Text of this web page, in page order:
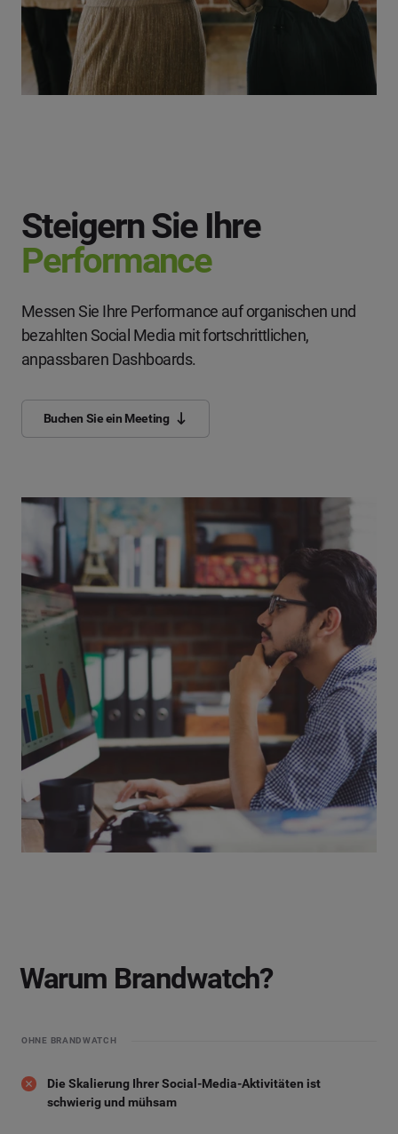
Steigern Sie Ihre
Performance
Messen Sie Ihre Performance auf organischen und
bezahlten Social Media mit fortschrittlichen,
anpassbaren Dashboards.
Buchen Sie ein Meeting
Warum Brandwatch?
OHNE BRANDWATCH
Die Skalierung Ihrer Social-Media-Aktivitäten ist
schwierig und mühsam